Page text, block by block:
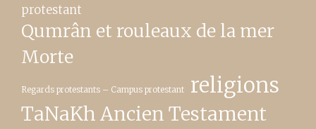
protestant
Qumrân et rouleaux de la mer
Morte
Regards protestants – Campus protestant religions
TaNaKh Ancien Testament